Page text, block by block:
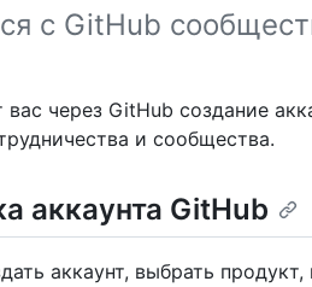
с GitHub
через GitHub создание
и сообщества.
аккаунта GitHub
аккаунт, выбрать